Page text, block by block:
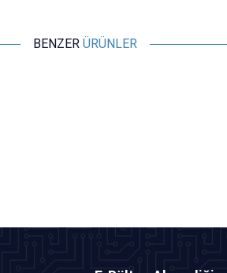
BENZER ÜRÜNLER